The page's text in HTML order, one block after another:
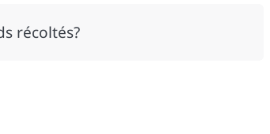
récoltés?